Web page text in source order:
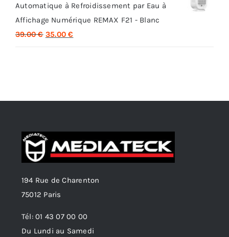
était :
35.00 €.
est :
29.00 €.
Automatique à Refroidissement par Eau à
Affichage Numérique REMAX F21 - Blanc
39.00€ Le
35.00€
194 Rue de Charenton
75012 Paris
Tél: 01 43 07 00 00
Du Lundi au Samedi